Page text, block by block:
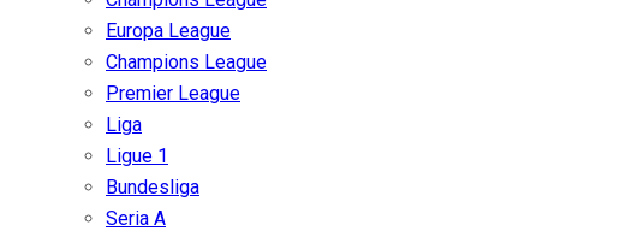
Europa League
Champions League
Premier League
Liga
Ligue 1
Bundesliga
Seria A